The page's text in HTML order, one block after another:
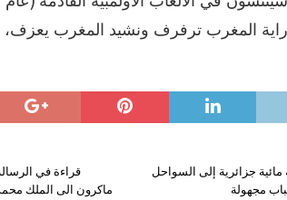
راية المغرب ترفرف ونشيد المغرب
جزائرية إلى السواحل
مجهولة
قراءة في
ماكرون الى الملك